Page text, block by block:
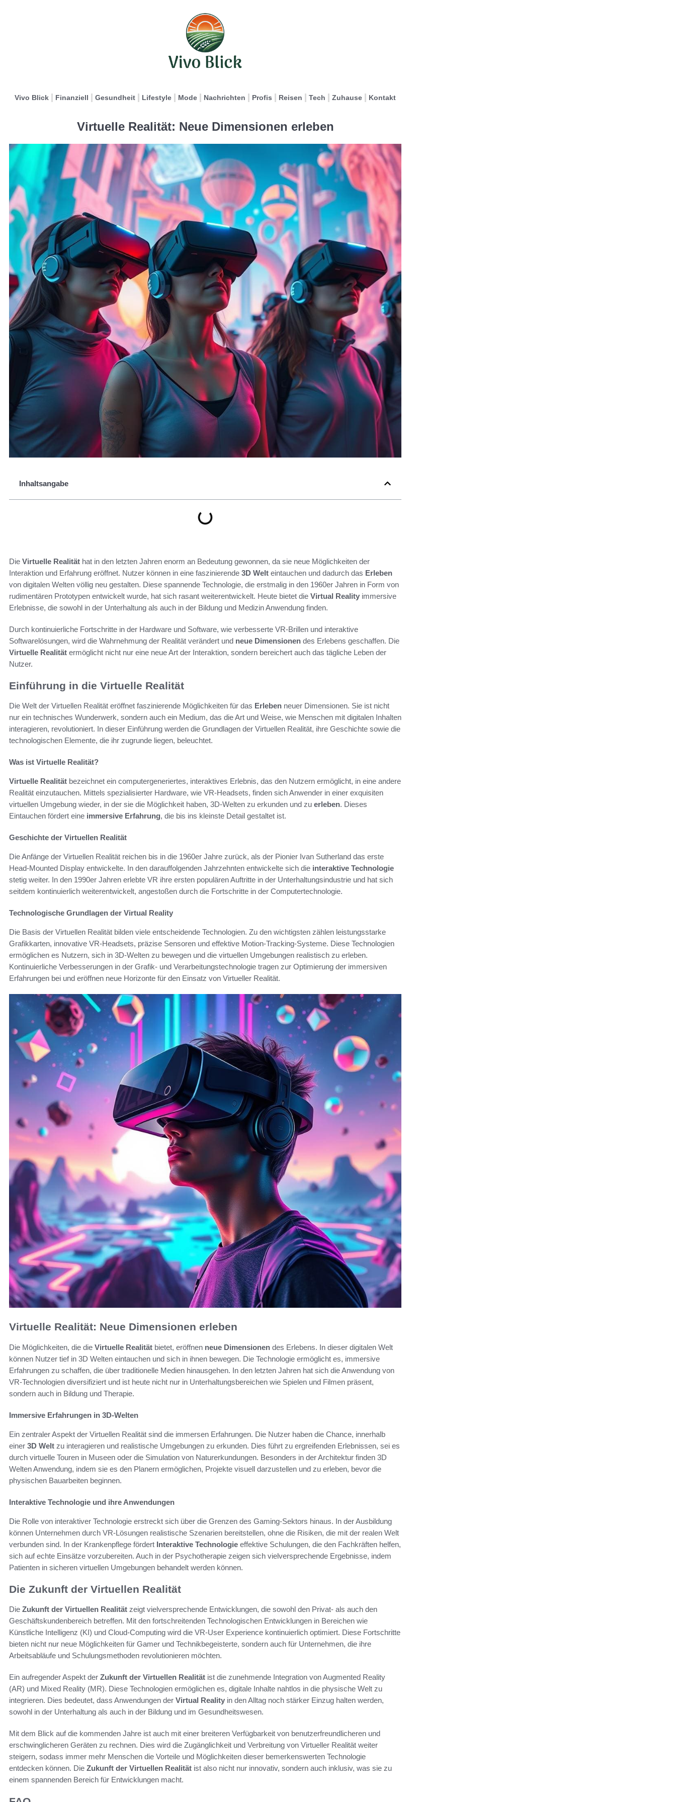
Vivo Blick Finanziell Gesundheit Lifestyle Mode Nachrichten Profis Reisen Tech Zuhause Kontakt
Virtuelle Realität: Neue Dimensionen erleben
Inhaltsangabe
Die Virtuelle Realität hat in den letzten Jahren enorm an Bedeutung gewonnen, da sie neue Möglichkeiten der
Interaktion und Erfahrung eröffnet. Nutzer können in eine faszinierende 3D Welt eintauchen und dadurch das Erleben
von digitalen Welten völlig neu gestalten. Diese spannende Technologie, die erstmalig in den 1960er Jahren in Form von
rudimentären Prototypen entwickelt wurde, hat sich rasant weiterentwickelt. Heute bietet die Virtual Reality immersive
Erlebnisse, die sowohl in der Unterhaltung als auch in der Bildung und Medizin Anwendung finden.
Durch kontinuierliche Fortschritte in der Hardware und Software, wie verbesserte VR-Brillen und interaktive
Softwarelösungen, wird die Wahrnehmung der Realität verändert und neue Dimensionen des Erlebens geschaffen. Die
Virtuelle Realität ermöglicht nicht nur eine neue Art der Interaktion, sondern bereichert auch das tägliche Leben der
Nutzer.
Einführung in die Virtuelle Realität
Die Welt der Virtuellen Realität eröffnet faszinierende Möglichkeiten für das Erleben neuer Dimensionen. Sie ist nicht
nur ein technisches Wunderwerk, sondern auch ein Medium, das die Art und Weise, wie Menschen mit digitalen Inhalten
interagieren, revolutioniert. In dieser Einführung werden die Grundlagen der Virtuellen Realität, ihre Geschichte sowie die
technologischen Elemente, die ihr zugrunde liegen, beleuchtet.
Was ist Virtuelle Realität?
Virtuelle Realität bezeichnet ein computergeneriertes, interaktives Erlebnis, das den Nutzern ermöglicht, in eine andere
Realität einzutauchen. Mittels spezialisierter Hardware, wie VR-Headsets, finden sich Anwender in einer exquisiten
virtuellen Umgebung wieder, in der sie die Möglichkeit haben, 3D-Welten zu erkunden und zu erleben. Dieses
Eintauchen fördert eine immersive Erfahrung, die bis ins kleinste Detail gestaltet ist.
Geschichte der Virtuellen Realität
Die Anfänge der Virtuellen Realität reichen bis in die 1960er Jahre zurück, als der Pionier Ivan Sutherland das erste
Head-Mounted Display entwickelte. In den darauffolgenden Jahrzehnten entwickelte sich die interaktive Technologie
stetig weiter. In den 1990er Jahren erlebte VR ihre ersten populären Auftritte in der Unterhaltungsindustrie und hat sich
seitdem kontinuierlich weiterentwickelt, angestoßen durch die Fortschritte in der Computertechnologie.
Technologische Grundlagen der Virtual Reality
Die Basis der Virtuellen Realität bilden viele entscheidende Technologien. Zu den wichtigsten zählen leistungsstarke
Grafikkarten, innovative VR-Headsets, präzise Sensoren und effektive Motion-Tracking-Systeme. Diese Technologien
ermöglichen es Nutzern, sich in 3D-Welten zu bewegen und die virtuellen Umgebungen realistisch zu erleben.
Kontinuierliche Verbesserungen in der Grafik- und Verarbeitungstechnologie tragen zur Optimierung der immersiven
Erfahrungen bei und eröffnen neue Horizonte für den Einsatz von Virtueller Realität.
Virtuelle Realität: Neue Dimensionen erleben
Die Möglichkeiten, die die Virtuelle Realität bietet, eröffnen neue Dimensionen des Erlebens. In dieser digitalen Welt
können Nutzer tief in 3D Welten eintauchen und sich in ihnen bewegen. Die Technologie ermöglicht es, immersive
Erfahrungen zu schaffen, die über traditionelle Medien hinausgehen. In den letzten Jahren hat sich die Anwendung von
VR-Technologien diversifiziert und ist heute nicht nur in Unterhaltungsbereichen wie Spielen und Filmen präsent,
sondern auch in Bildung und Therapie.
Immersive Erfahrungen in 3D-Welten
Ein zentraler Aspekt der Virtuellen Realität sind die immersen Erfahrungen. Die Nutzer haben die Chance, innerhalb
einer 3D Welt zu interagieren und realistische Umgebungen zu erkunden. Dies führt zu ergreifenden Erlebnissen, sei es
durch virtuelle Touren in Museen oder die Simulation von Naturerkundungen. Besonders in der Architektur finden 3D
Welten Anwendung, indem sie es den Planern ermöglichen, Projekte visuell darzustellen und zu erleben, bevor die
physischen Bauarbeiten beginnen.
Interaktive Technologie und ihre Anwendungen
Die Rolle von interaktiver Technologie erstreckt sich über die Grenzen des Gaming-Sektors hinaus. In der Ausbildung
können Unternehmen durch VR-Lösungen realistische Szenarien bereitstellen, ohne die Risiken, die mit der realen Welt
verbunden sind. In der Krankenpflege fördert Interaktive Technologie effektive Schulungen, die den Fachkräften helfen,
sich auf echte Einsätze vorzubereiten. Auch in der Psychotherapie zeigen sich vielversprechende Ergebnisse, indem
Patienten in sicheren virtuellen Umgebungen behandelt werden können.
Die Zukunft der Virtuellen Realität
Die Zukunft der Virtuellen Realität zeigt vielversprechende Entwicklungen, die sowohl den Privat- als auch den
Geschäftskundenbereich betreffen. Mit den fortschreitenden Technologischen Entwicklungen in Bereichen wie
Künstliche Intelligenz (KI) und Cloud-Computing wird die VR-User Experience kontinuierlich optimiert. Diese Fortschritte
bieten nicht nur neue Möglichkeiten für Gamer und Technikbegeisterte, sondern auch für Unternehmen, die ihre
Arbeitsabläufe und Schulungsmethoden revolutionieren möchten.
Ein aufregender Aspekt der Zukunft der Virtuellen Realität ist die zunehmende Integration von Augmented Reality
(AR) und Mixed Reality (MR). Diese Technologien ermöglichen es, digitale Inhalte nahtlos in die physische Welt zu
integrieren. Dies bedeutet, dass Anwendungen der Virtual Reality in den Alltag noch stärker Einzug halten werden,
sowohl in der Unterhaltung als auch in der Bildung und im Gesundheitswesen.
Mit dem Blick auf die kommenden Jahre ist auch mit einer breiteren Verfügbarkeit von benutzerfreundlicheren und
erschwinglicheren Geräten zu rechnen. Dies wird die Zugänglichkeit und Verbreitung von Virtueller Realität weiter
steigern, sodass immer mehr Menschen die Vorteile und Möglichkeiten dieser bemerkenswerten Technologie
entdecken können. Die Zukunft der Virtuellen Realität ist also nicht nur innovativ, sondern auch inklusiv, was sie zu
einem spannenden Bereich für Entwicklungen macht.